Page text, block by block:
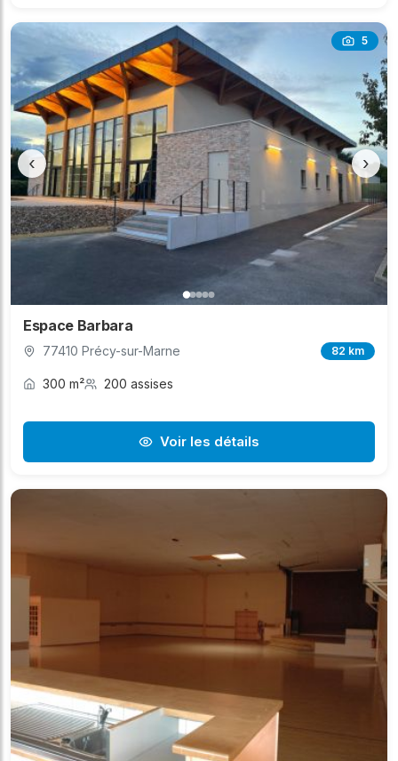
5
‹ ›
Espace Barbara
77410 Précy-sur-Marne 82 km
300 m² 200 assises
Voir les détails